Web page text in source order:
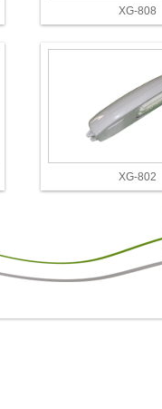
XG-808
XG-802